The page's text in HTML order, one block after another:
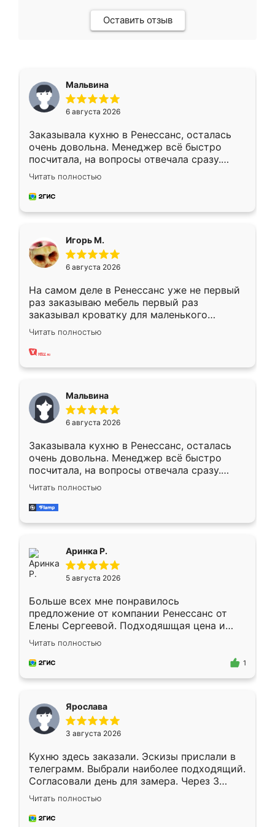
Оставить отзыв
Мальвина
6 августа 2026
Заказывала кухню в Ренессанс, осталась
очень довольна. Менеджер всё быстро
посчитала, на вопросы отвечала сразу.
Замерщик приехал в субботу, подошёл к
делу со всей ответственностью. Собрали
за день, ребята работали аккуратно, даже
Читать полностью
Игорь М.
6 августа 2026
На самом деле в Ренессанс уже не первый
раз заказываю мебель первый раз
заказывал кроватку для маленького
ребёнка при его рождении ,во второй раз
заказал шкаф-купе. По качеству очень
хорошее сборка достаточно быстрая,
меньше, здесь же он более разнообразный.
Мне нравится ,если что-то потребуется из
мебели буду заказывать только здесь.
Читать полностью
Мальвина
6 августа 2026
Заказывала кухню в Ренессанс, осталась
очень довольна. Менеджер всё быстро
посчитала, на вопросы отвечала сразу.
Замерщик приехал в субботу, подошёл к
делу со всей ответственностью. Собрали
за день, ребята работали аккуратно, даже
Читать полностью
Аринка Р.
5 августа 2026
Больше всех мне понравилось
предложение от компании Ренессанс от
Елены Сергеевой. Подходяшщая цена и
короткие сроки изготовления. Приехавший
для замера сотрудник Владислав
предложил по моему эскизу самый
Читать полностью
1
Ярослава
3 августа 2026
Кухню здесь заказали. Эскизы прислали в
телеграмм. Выбрали наиболее подходящий.
Согласовали день для замера. Через 3
недели кухня была уже готова. Остались
довольны работой. Спасибо Ренессанс
мебель за качественную работу!
Читать полностью